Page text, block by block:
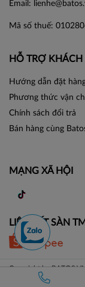
Email:
Mã số thuế:
HỖ TRỢ
Hướng dẫn đặt
Phương thức vận
Chính sách đổi trả
Bán hàng cùng
MẠNG XÃ HỘI
LIÊN KẾT SÀN
Copyright by